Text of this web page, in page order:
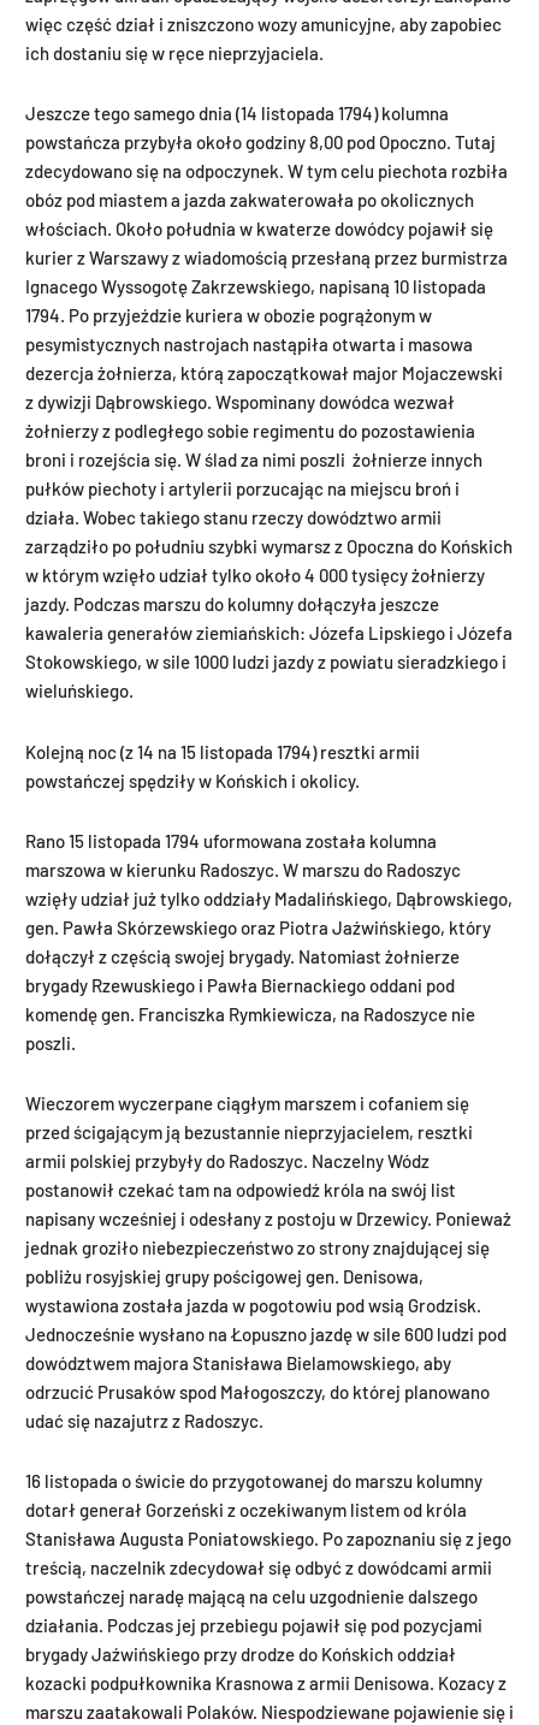
więc część dział i zniszczono wozy amunicyjne, aby zapobiec
ich dostaniu się w ręce nieprzyjaciela.
Jeszcze tego samego dnia (14 listopada 1794) kolumna
powstańcza przybyła około godziny 8,00 pod Opoczno. Tutaj
zdecydowano się na odpoczynek. W tym celu piechota rozbiła
obóz pod miastem a jazda zakwaterowała po okolicznych
włościach. Około południa w kwaterze dowódcy pojawił się
kurier z Warszawy z wiadomością przesłaną przez burmistrza
Ignacego Wyssogotę Zakrzewskiego, napisaną 10 listopada
1794. Po przyjeździe kuriera w obozie pogrążonym w
pesymistycznych nastrojach nastąpiła otwarta i masowa
dezercja żołnierza, którą zapoczątkował major Mojaczewski
z dywizji Dąbrowskiego. Wspominany dowódca wezwał
żołnierzy z podległego sobie regimentu do pozostawienia
broni i rozejścia się. W ślad za nimi poszli żołnierze innych
pułków piechoty i artylerii porzucając na miejscu broń i
działa. Wobec takiego stanu rzeczy dowództwo armii
zarządziło po południu szybki wymarsz z Opoczna do Końskich
w którym wzięło udział tylko około 4 000 tysięcy żołnierzy
jazdy. Podczas marszu do kolumny dołączyła jeszcze
kawaleria generałów ziemiańskich: Józefa Lipskiego i Józefa
Stokowskiego, w sile 1000 ludzi jazdy z powiatu sieradzkiego i
wieluńskiego.
Kolejną noc (z 14 na 15 listopada 1794) resztki armii
powstańczej spędziły w Końskich i okolicy.
Rano 15 listopada 1794 uformowana została kolumna
marszowa w kierunku Radoszyc. W marszu do Radoszyc
wzięły udział już tylko oddziały Madalińskiego, Dąbrowskiego,
gen. Pawła Skórzewskiego oraz Piotra Jaźwińskiego, który
dołączył z częścią swojej brygady. Natomiast żołnierze
brygady Rzewuskiego i Pawła Biernackiego oddani pod
komendę gen. Franciszka Rymkiewicza, na Radoszyce nie
poszli.
Wieczorem wyczerpane ciągłym marszem i cofaniem się
przed ścigającym ją bezustannie nieprzyjacielem, resztki
armii polskiej przybyły do Radoszyc. Naczelny Wódz
postanowił czekać tam na odpowiedź króla na swój list
napisany wcześniej i odesłany z postoju w Drzewicy. Ponieważ
jednak groziło niebezpieczeństwo zo strony znajdującej się
pobliżu rosyjskiej grupy pościgowej gen. Denisowa,
wystawiona została jazda w pogotowiu pod wsią Grodzisk.
Jednocześnie wysłano na Łopuszno jazdę w sile 600 ludzi pod
dowództwem majora Stanisława Bielamowskiego, aby
odrzucić Prusaków spod Małogoszczy, do której planowano
udać się nazajutrz z Radoszyc.
16 listopada o świcie do przygotowanej do marszu kolumny
dotarł generał Gorzeński z oczekiwanym listem od króla
Stanisława Augusta Poniatowskiego. Po zapoznaniu się z jego
treścią, naczelnik zdecydował się odbyć z dowódcami armii
powstańczej naradę mającą na celu uzgodnienie dalszego
działania. Podczas jej przebiegu pojawił się pod pozycjami
brygady Jaźwińskiego przy drodze do Końskich oddział
kozacki podpułkownika Krasnowa z armii Denisowa. Kozacy z
marszu zaatakowali Polaków. Niespodziewane pojawienie się i